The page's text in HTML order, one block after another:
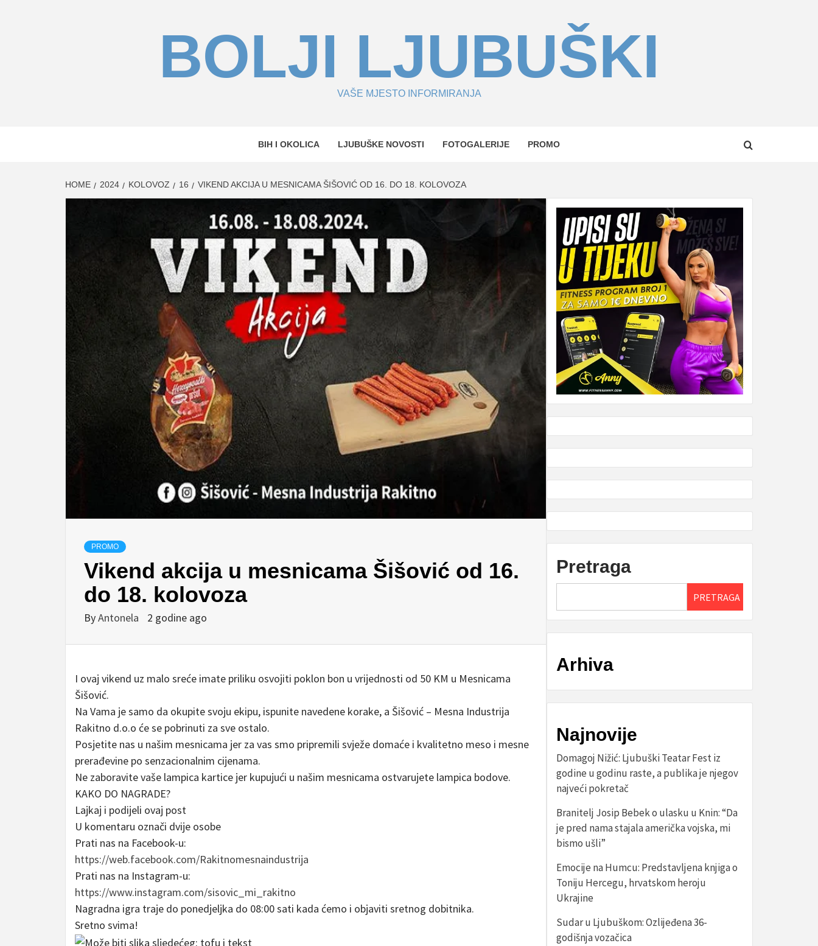
BOLJI LJUBUŠKI
VAŠE MJESTO INFORMIRANJA
BIH I OKOLICA LJUBUŠKE NOVOSTI FOTOGALERIJE PROMO
HOME 2024 KOLOVOZ 16 VIKEND AKCIJA U MESNICAMA ŠIŠOVIĆ OD 16. DO 18. KOLOVOZA
PROMO
Vikend akcija u mesnicama Šišović od 16.
do 18. kolovoza
ByAntonela 2 godine ago
I ovaj vikend uz malo sreće imate priliku osvojiti poklon bon u vrijednosti od 50 KM u Mesnicama
Šišović.
Na Vama je samo da okupite svoju ekipu, ispunite navedene korake, a Šišović – Mesna Industrija
Rakitno d.o.o će se pobrinuti za sve ostalo.
Posjetite nas u našim mesnicama jer za vas smo pripremili svježe domaće i kvalitetno meso i mesne
prerađevine po senzacionalnim cijenama.
Ne zaboravite vaše lampica kartice jer kupujući u našim mesnicama ostvarujete lampica bodove.
KAKO DO NAGRADE?
Lajkaj i podijeli ovaj post
U komentaru označi dvije osobe
Prati nas na Facebook-u:
https://web.facebook.com/Rakitnomesnaindustrija
Prati nas na Instagram-u:
https://www.instagram.com/sisovic_mi_rakitno
Nagradna igra traje do ponedjeljka do 08:00 sati kada ćemo i objaviti sretnog dobitnika.
Sretno svima!
Pretraga
PRETRAGA
Arhiva
Najnovije
Domagoj Nižić: Ljubuški Teatar Fest iz
godine u godinu raste, a publika je njegov
najveći pokretač
Branitelj Josip Bebek o ulasku u Knin: “Da
je pred nama stajala američka vojska, mi
bismo ušli”
Emocije na Humcu: Predstavljena knjiga o
Toniju Hercegu, hrvatskom heroju
Ukrajine
Sudar u Ljubuškom: Ozlijeđena 36-
godišnja vozačica